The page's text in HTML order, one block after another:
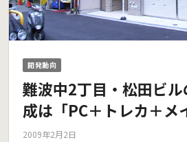
開発動向
難波中2丁目・松田ビ
成は「PC＋トレカ＋メ
2009年2月2日